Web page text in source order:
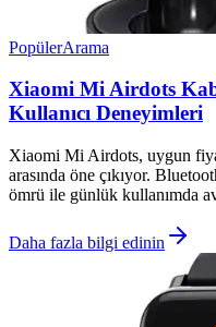
PopülerArama
Xiaomi Mi Airdots
Kullanıcı Deneyimleri
Xiaomi Mi Airdots, uygun
arasında öne çıkıyor.
ömrü ile günlük kullanımda
Daha fazla bilgi edinin